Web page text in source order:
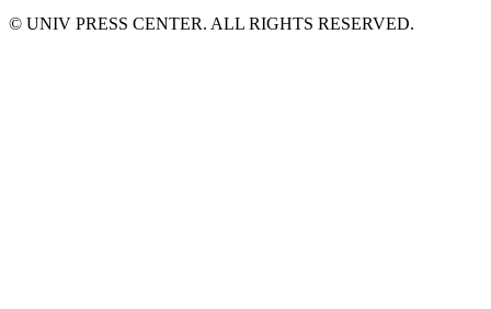
© UNIV PRESS CENTER. ALL RIGHTS RESERVED.